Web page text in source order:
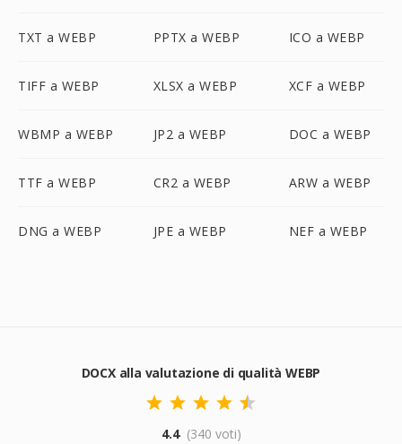
TXT a WEBP PPTX a WEBP ICO a WEBP
TIFF a WEBP XLSX a WEBP XCF a WEBP
WBMP a WEBP JP2 a WEBP DOC a WEBP
TTF a WEBP CR2 a WEBP ARW a WEBP
DNG a WEBP JPE a WEBP NEF a WEBP
DOCX alla valutazione di qualità WEBP
4.4 (340 voti)